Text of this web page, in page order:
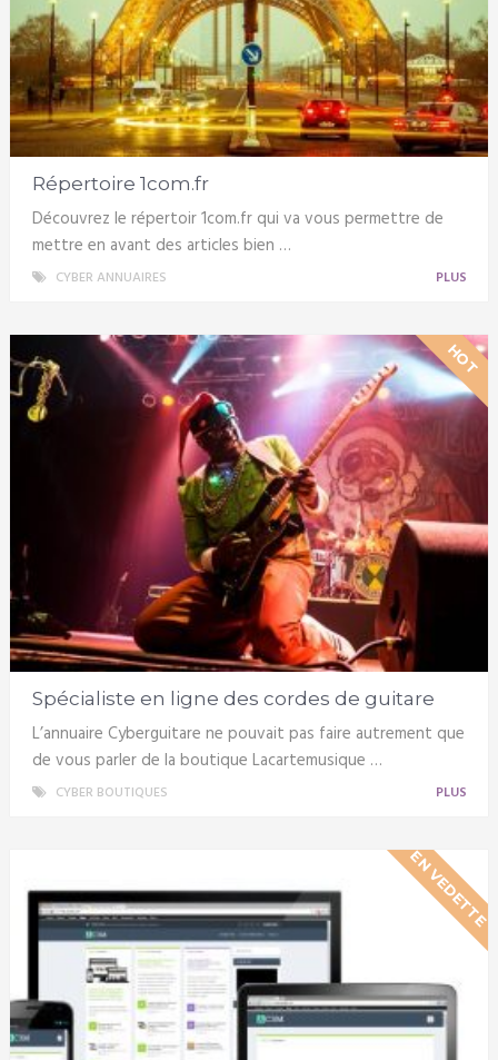
Répertoire 1com.fr
Découvrez le répertoir 1com.fr qui va vous permettre de
mettre en avant des articles bien …
CYBER ANNUAIRES PLUS
HOT
Spécialiste en ligne des cordes de guitare
L’annuaire Cyberguitare ne pouvait pas faire autrement que
de vous parler de la boutique Lacartemusique …
CYBER BOUTIQUES PLUS
EN VEDETTE